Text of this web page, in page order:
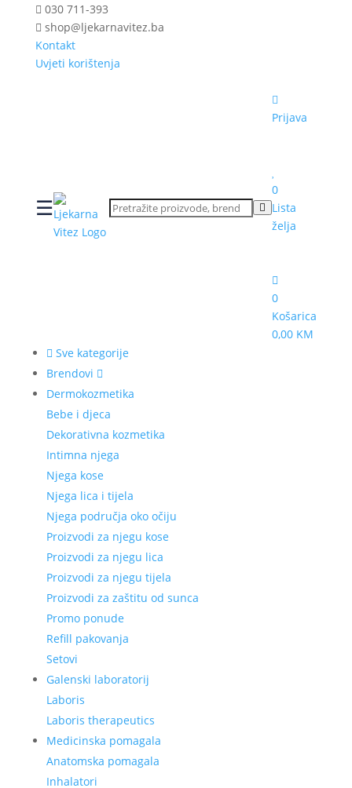
030 711-393
shop@ljekarnavitez.ba
Kontakt
Uvjeti korištenja
☰
Prijava
0
Lista
želja
0
Košarica
0,00 KM
Sve kategorije
Brendovi
Dermokozmetika
Bebe i djeca
Dekorativna kozmetika
Intimna njega
Njega kose
Njega lica i tijela
Njega područja oko očiju
Proizvodi za njegu kose
Proizvodi za njegu lica
Proizvodi za njegu tijela
Proizvodi za zaštitu od sunca
Promo ponude
Refill pakovanja
Setovi
Galenski laboratorij
Laboris
Laboris therapeutics
Medicinska pomagala
Anatomska pomagala
Inhalatori